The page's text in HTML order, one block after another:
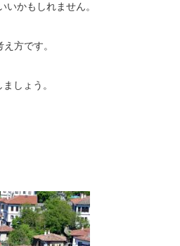
いかもしれません。
方です。
しょう。